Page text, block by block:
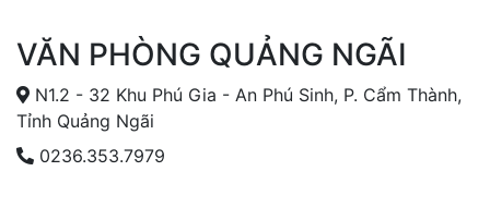
VĂN PHÒNG QUẢNG NGÃI
N1.2 - 32 Khu Phú Gia - An Phú Sinh, P. Cẩm Thành,
Tỉnh Quảng Ngãi
0236.353.7979